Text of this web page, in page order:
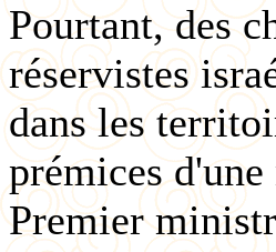
Pourtant, des
réservistes
dans les
prémices
Premier